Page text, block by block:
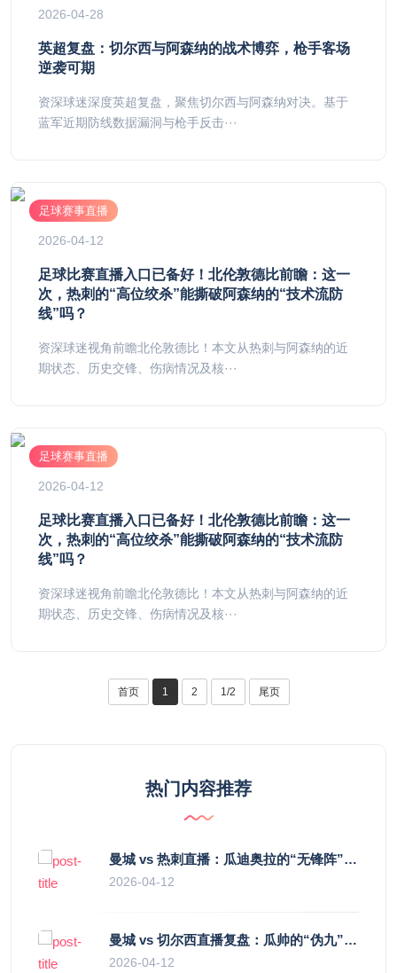
2026-04-28
英超复盘：切尔西与阿森纳的战术博弈，枪手客场
逆袭可期
资深球迷深度英超复盘，聚焦切尔西与阿森纳对决。基于
蓝军近期防线数据漏洞与枪手反击···
足球赛事直播
2026-04-12
足球比赛直播入口已备好！北伦敦德比前瞻：这一
次，热刺的“高位绞杀”能撕破阿森纳的“技术流防
线”吗？
资深球迷视角前瞻北伦敦德比！本文从热刺与阿森纳的近
期状态、历史交锋、伤病情况及核···
足球赛事直播
2026-04-12
足球比赛直播入口已备好！北伦敦德比前瞻：这一
次，热刺的“高位绞杀”能撕破阿森纳的“技术流防
线”吗？
资深球迷视角前瞻北伦敦德比！本文从热刺与阿森纳的近
期状态、历史交锋、伤病情况及核···
首页 1 2 1/2 尾页
热门内容推荐
曼城 vs 热刺直播：瓜迪奥拉的“无锋阵”是天才设计还是自废武功？
2026-04-12
曼城 vs 切尔西直播复盘：瓜帅的“伪九”陷阱，如何绞杀蓝军的“三中卫”？
2026-04-12